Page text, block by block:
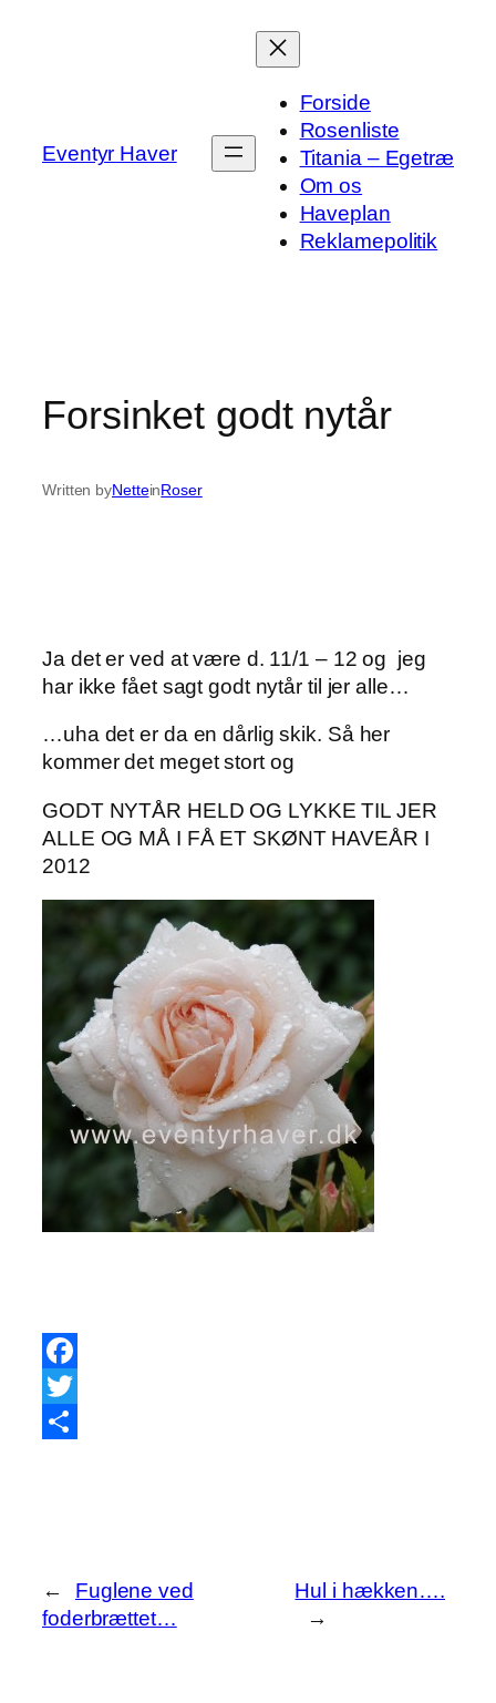
Eventyr Haver
Forside
Rosenliste
Titania – Egetræ
Om os
Haveplan
Reklamepolitik
Forsinket godt nytår
Written byNetteinRoser
Ja det er ved at være d. 11/1 – 12 og jeg
har ikke fået sagt godt nytår til jer alle…
…uha det er da en dårlig skik. Så her
kommer det meget stort og
GODT NYTÅR HELD OG LYKKE TIL JER
ALLE OG MÅ I FÅ ET SKØNT HAVEÅR I
2012
Facebook
Twitter
←
Fuglene ved
foderbrættet…
Hul i hækken….
→